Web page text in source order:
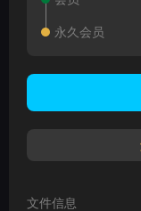
永久会员
文件信息